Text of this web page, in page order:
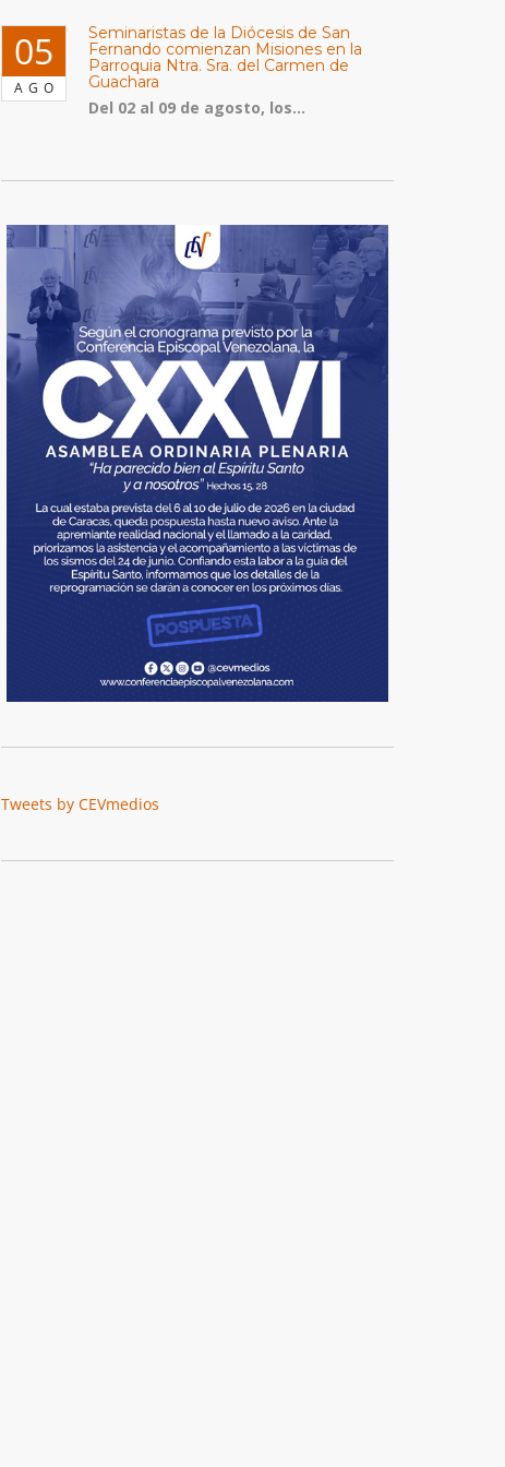
05
AGO
Seminaristas de la Diócesis de San
Fernando comienzan Misiones en la
Parroquia Ntra. Sra. del Carmen de
Guachara
Del 02 al 09 de agosto, los...
Tweets by CEVmedios